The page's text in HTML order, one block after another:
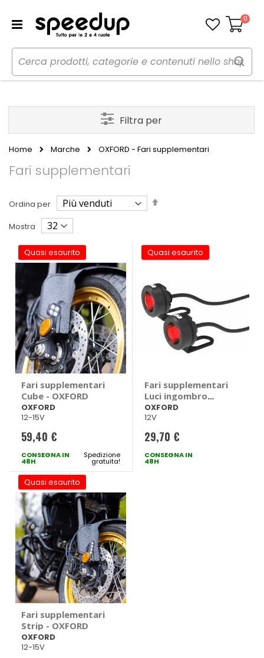
Carrello
0
Home Marche OXFORD - Fari supplementari
Fari supplementari
Ordina per
Imposta
Mostra
Quasi esaurito
Fari supplementari
Cube - OXFORD
OXFORD
12-15V
59,40 €
CONSEGNA IN
48H
Spedizione
gratuita!
Quasi esaurito
Fari supplementari
Luci ingombro
posteriori -
OXFORD
OXFORD
12V
29,70 €
CONSEGNA IN
48H
Quasi esaurito
Fari supplementari
Strip - OXFORD
OXFORD
12-15V
Filtra per